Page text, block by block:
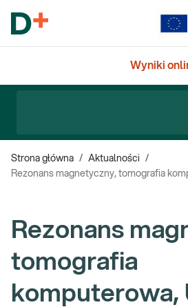
Wyniki
Strona główna / Aktualności
/
Rezonans magnetyczny, tomografia
Rezonans
tomografia
komputerowa,